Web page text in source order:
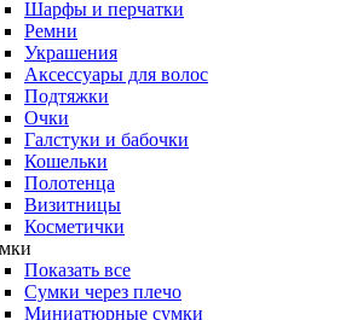
Шарфы и перчатки
Ремни
Украшения
Аксессуары для волос
Подтяжки
Очки
Галстуки и бабочки
Кошельки
Полотенца
Визитницы
Косметички
Показать все
Сумки через плечо
Миниатюрные cумки